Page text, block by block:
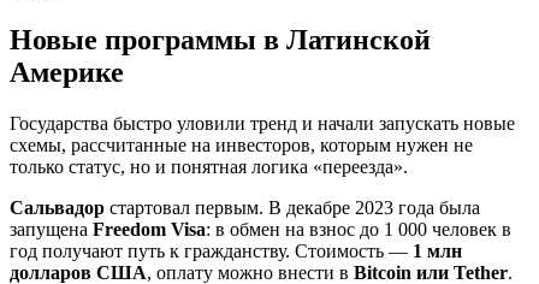
Новые программы в Латинской
Америке
Государства быстро уловили тренд и начали запускать новые
схемы, рассчитанные на инвесторов, которым нужен не
только статус, но и понятная логика «переезда».
Сальвадор стартовал первым. В декабре 2023 года была
запущена Freedom Visa: в обмен на взнос до 1 000 человек в
год получают путь к гражданству. Стоимость — 1 млн
долларов США, оплату можно внести в Bitcoin или Tether.